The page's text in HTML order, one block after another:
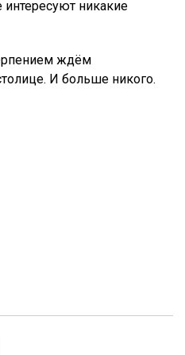
никакие
ждём
И больше никого.